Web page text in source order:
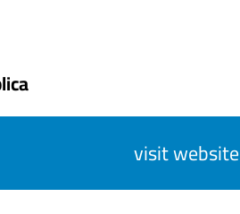
visit website